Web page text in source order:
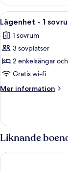
-
sovrum
adults)
Öppna
alla
foton
för
Lägenhet
-
1
sovrum
adults
and
1
child)
12
Lägenhet - 1
1 sovrum
3 sovplatser
2 enkelsängar
Gratis wi-fi
Mer information
Mer
-
1
sovrum
adults
Liknande
Bahía Blanca